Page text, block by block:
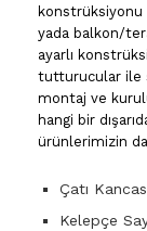
konstrüksiyonu
yada balkon/
ayarlı
tutturucular ile
montaj ve
hangi bir
ürünlerimizin
Çatı
Kelepçe